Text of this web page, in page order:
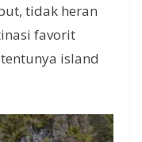
tidak heran
favorit
island